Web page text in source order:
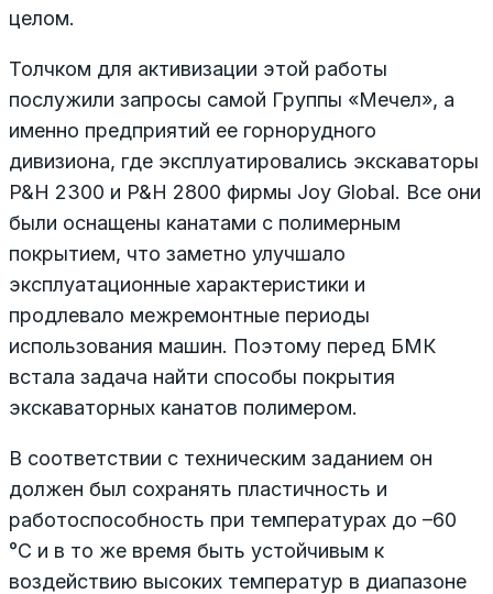
целом.
Толчком для активизации этой работы
послужили запросы самой Группы «Мечел», а
именно предприятий ее горнорудного
дивизиона, где эксплуатировались экскаваторы
P&H 2300 и P&H 2800 фирмы Joy Global. Все они
были оснащены канатами с полимерным
покрытием, что заметно улучшало
эксплуатационные характеристики и
продлевало межремонтные периоды
использования машин. Поэтому перед БМК
встала задача найти способы покрытия
экскаваторных канатов полимером.
В соответствии с техническим заданием он
должен был сохранять пластичность и
работоспособность при температурах до –60
°С и в то же время быть устойчивым к
воздействию высоких температур в диапазоне